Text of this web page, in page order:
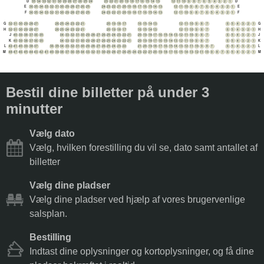
1
2
3
4
5
6
7
8
9
10
11
12
13
14
15
16
17
18
19
20
21
22
23
24
25
26
27
28
29
30
31
32
33
34
35
D D
1
2
3
4
5
6
7
8
9
10
11
12
13
14
15
16
17
18
19
20
21
22
23
24
25
26
27
28
29
30
31
32
33
34
35
36
E E
1
2
3
4
5
6
7
8
9
10
11
12
13
14
15
16
17
18
19
20
21
22
23
24
25
26
27
28
29
30
31
32
33
34
35
36
F F
1
2
3
4
5
6
7
8
9
10
11
12
13
14
15
16
17
18
19
20
21
22
23
24
25
26
27
28
29
30
31
32
G G
1
2
3
4
5
6
7
8
9
10
11
12
13
14
15
16
17
18
19
20
21
22
23
24
25
26
27
28
29
30
31
32
H H
1
2
3
4
5
6
7
8
9
10
11
12
13
14
15
16
17
18
19
20
21
22
23
24
25
26
27
28
29
30
31
32
33
34
35
36
37
38
39
40
J J
1
2
3
4
5
6
7
8
9
10
11
12
13
14
15
16
17
18
19
20
21
22
23
24
25
26
27
28
29
30
31
32
33
34
35
36
37
38
39
40
K K
1
2
3
4
5
6
7
8
9
10
11
12
13
14
15
16
17
18
19
20
21
22
23
24
25
26
27
28
29
30
31
32
33
34
35
36
37
38
39
40
41
42
L L
1
2
3
4
5
6
7
8
9
10
11
12
13
14
15
16
17
18
19
20
21
22
23
24
25
26
27
28
29
30
31
32
33
34
35
36
37
38
39
40
41
42
43
44
45
46
47
48
M M
Bestil dine billetter på under 3
minutter
Vælg dato
Vælg, hvilken forestilling du vil se, dato samt antallet af
billetter
Vælg dine pladser
Vælg dine pladser ved hjælp af vores brugervenlige
salsplan.
Bestilling
Indtast dine oplysninger og kortoplysninger, og få dine